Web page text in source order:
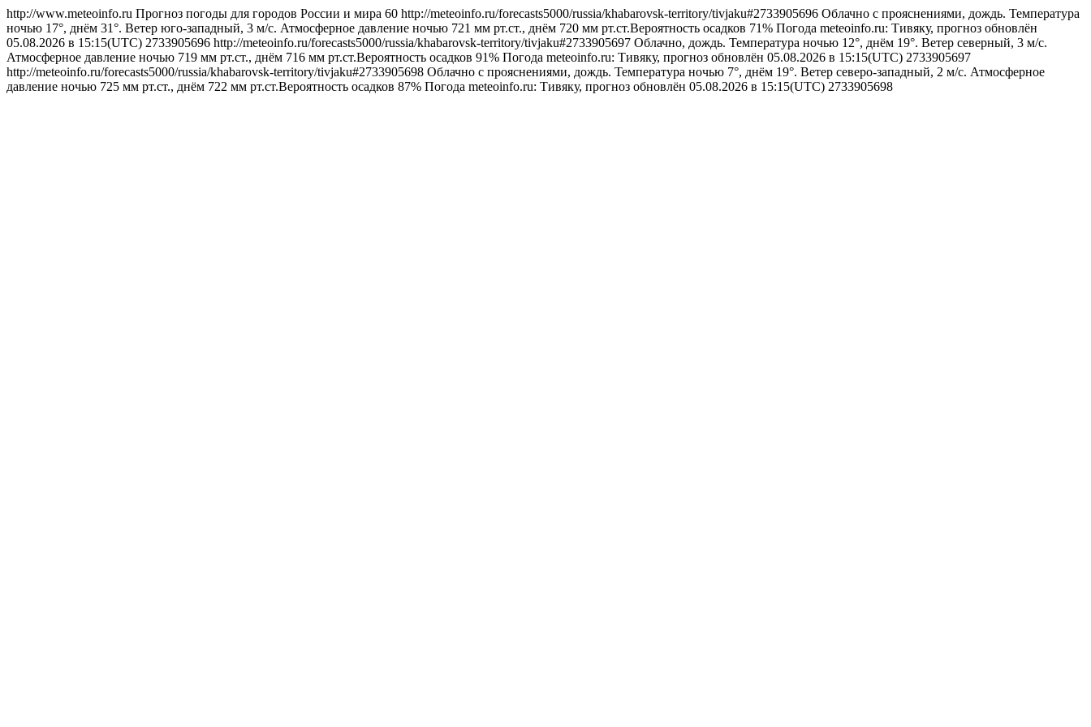
http://www.meteoinfo.ru Прогноз погоды для городов России и мира 60 http://meteoinfo.ru/forecasts5000/russia/khabarovsk-territory/tivjaku#2733905696 Облачно с прояснениями, дождь. Температура
ночью 17°, днём 31°. Ветер юго-западный, 3 м/с. Атмосферное давление ночью 721 мм рт.ст., днём 720 мм рт.ст.Вероятность осадков 71% Погода meteoinfo.ru: Тивяку, прогноз обновлён
05.08.2026 в 15:15(UTC) 2733905696 http://meteoinfo.ru/forecasts5000/russia/khabarovsk-territory/tivjaku#2733905697 Облачно, дождь. Температура ночью 12°, днём 19°. Ветер северный, 3 м/с.
Атмосферное давление ночью 719 мм рт.ст., днём 716 мм рт.ст.Вероятность осадков 91% Погода meteoinfo.ru: Тивяку, прогноз обновлён 05.08.2026 в 15:15(UTC) 2733905697
http://meteoinfo.ru/forecasts5000/russia/khabarovsk-territory/tivjaku#2733905698 Облачно с прояснениями, дождь. Температура ночью 7°, днём 19°. Ветер северо-западный, 2 м/с. Атмосферное
давление ночью 725 мм рт.ст., днём 722 мм рт.ст.Вероятность осадков 87% Погода meteoinfo.ru: Тивяку, прогноз обновлён 05.08.2026 в 15:15(UTC) 2733905698